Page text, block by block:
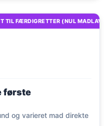
TIL FÆRDIGRETTER (NUL
første
og varieret mad direkte